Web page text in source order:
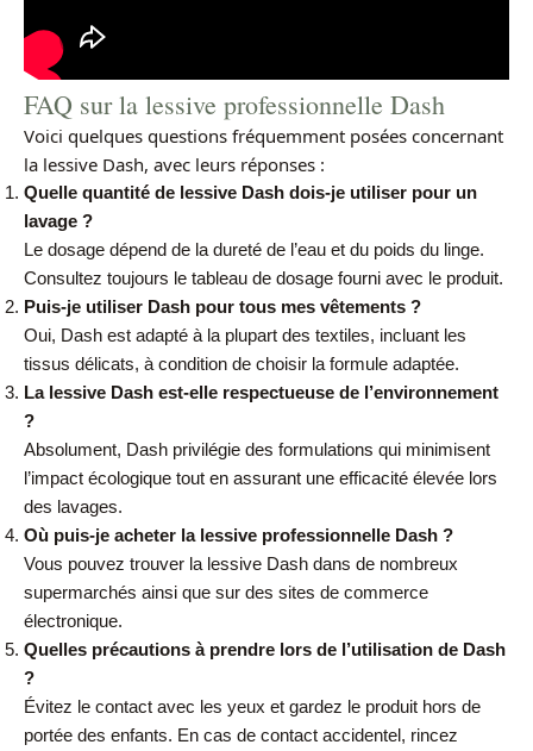
FAQ sur la lessive professionnelle Dash
Voici quelques questions fréquemment posées concernant
la lessive Dash, avec leurs réponses :
Quelle quantité de lessive Dash dois-je utiliser pour un
lavage ?
Le dosage dépend de la dureté de l’eau et du poids du linge.
Consultez toujours le tableau de dosage fourni avec le produit.
Puis-je utiliser Dash pour tous mes vêtements ?
Oui, Dash est adapté à la plupart des textiles, incluant les
tissus délicats, à condition de choisir la formule adaptée.
La lessive Dash est-elle respectueuse de l’environnement
?
Absolument, Dash privilégie des formulations qui minimisent
l’impact écologique tout en assurant une efficacité élevée lors
des lavages.
Où puis-je acheter la lessive professionnelle Dash ?
Vous pouvez trouver la lessive Dash dans de nombreux
supermarchés ainsi que sur des sites de commerce
électronique.
Quelles précautions à prendre lors de l’utilisation de Dash
?
Évitez le contact avec les yeux et gardez le produit hors de
portée des enfants. En cas de contact accidentel, rincez